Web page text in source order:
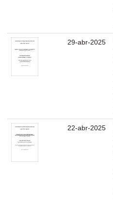
29-abr-2025
22-abr-2025